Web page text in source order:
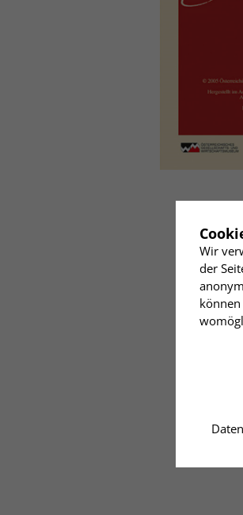
Wir
der